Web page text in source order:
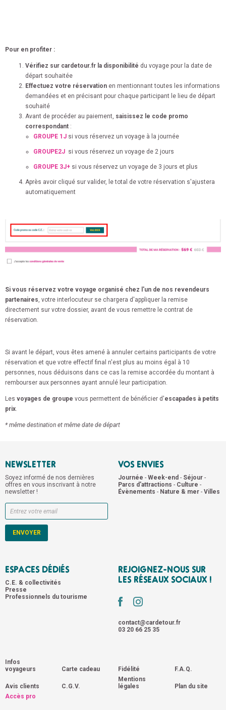
Pour en profiter :
Vérifiez sur cardetour.fr la disponibilité du voyage pour la date de
départ souhaitée
Effectuez votre réservation en mentionnant toutes les informations
demandées et en précisant pour chaque participant le lieu de départ
souhaité
Avant de procéder au paiement, saisissez le code promo
correspondant :
GROUPE 1J si vous réservez un voyage à la journée
GROUPE2J si vous réservez un voyage de 2 jours
GROUPE 3J+ si vous réservez un voyage de 3 jours et plus
Après avoir cliqué sur valider, le total de votre réservation s'ajustera
automatiquement
Si vous réservez votre voyage organisé chez l'un de nos revendeurs
partenaires, votre interlocuteur se chargera d'appliquer la remise
directement sur votre dossier, avant de vous remettre le contrat de
réservation.
Si avant le départ, vous êtes amené à annuler certains participants de votre
réservation et que votre effectif final n'est plus au moins égal à 10
personnes, nous déduisons dans ce cas la remise accordée du montant à
rembourser aux personnes ayant annulé leur participation.
Les voyages de groupe vous permettent de bénéficier d'escapades à petits
prix.
* même destination et même date de départ
NEWSLETTER
Soyez informé de nos dernières
offres en vous inscrivant à notre
newsletter !
VOS ENVIES
Journée - Week-end - Séjour -
Parcs d'attractions - Culture -
Évènements - Nature & mer - Villes
ESPACES DÉDIÉS
C.E. & collectivités
Presse
Professionnels du tourisme
REJOIGNEZ-NOUS SUR
LES RÉSEAUX SOCIAUX !
contact@cardetour.fr
03 20 66 25 35
Infos
voyageurs
Carte cadeau Fidélité F.A.Q.
Avis clients C.G.V.
Mentions
légales
Plan du site
Accès pro